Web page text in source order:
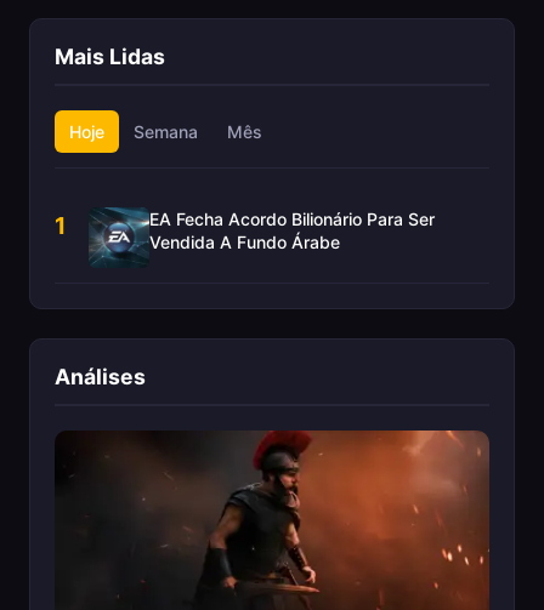
Mais Lidas
Hoje Semana Mês
1
EA Fecha Acordo Bilionário Para Ser
Vendida A Fundo Árabe
Análises